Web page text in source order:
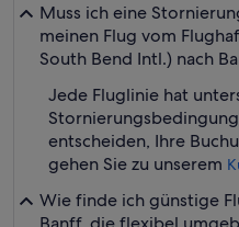
Muss ich eine
meinen Flug vom
South Bend Intl.) nach
Jede Fluglinie hat
entscheiden, Ihre
gehen Sie zu unserem
Wie finde ich günstige